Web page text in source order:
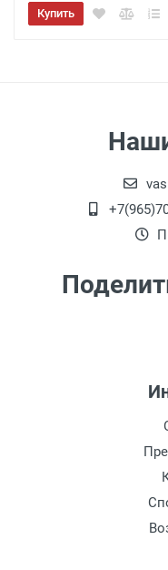
Купить